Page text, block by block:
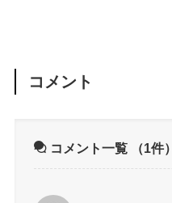
コメント
コメント一覧 （1件）